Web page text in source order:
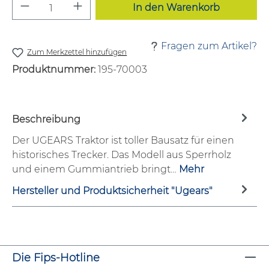
In den Warenkorb
Zum Merkzettel hinzufügen
Fragen zum Artikel?
Produktnummer: 195-70003
Beschreibung
Der UGEARS Traktor ist toller Bausatz für einen
historisches Trecker. Das Modell aus Sperrholz
und einem Gummiantrieb bringt… Mehr
Hersteller und Produktsicherheit "Ugears"
Die Fips-Hotline